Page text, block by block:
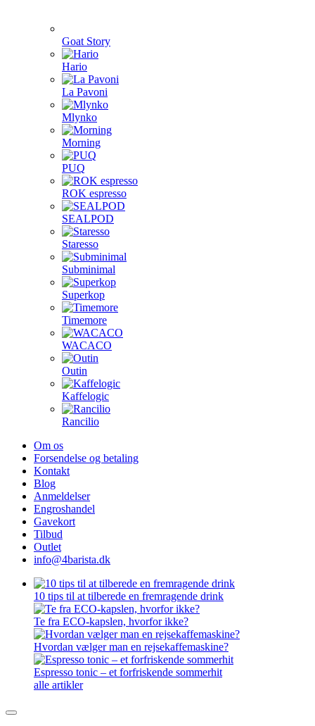
Goat Story
Hario
La Pavoni
Mlynko
Morning
PUQ
ROK espresso
SEALPOD
Staresso
Subminimal
Superkop
Timemore
WACACO
Outin
Kaffelogic
Rancilio
Om os
Forsendelse og betaling
Kontakt
Blog
Anmeldelser
Engroshandel
Gavekort
Tilbud
Outlet
info@4barista.dk
10 tips til at tilberede en fremragende drink
Te fra ECO-kapslen, hvorfor ikke?
Hvordan vælger man en rejsekaffemaskine?
Espresso tonic – et forfriskende sommerhit
alle artikler